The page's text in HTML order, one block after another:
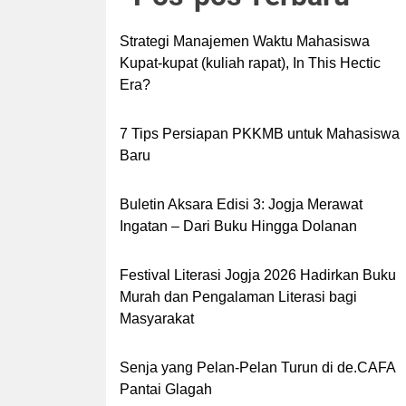
Strategi Manajemen Waktu Mahasiswa
Kupat-kupat (kuliah rapat), In This Hectic
Era?
7 Tips Persiapan PKKMB untuk Mahasiswa
Baru
Buletin Aksara Edisi 3: Jogja Merawat
Ingatan – Dari Buku Hingga Dolanan
Festival Literasi Jogja 2026 Hadirkan Buku
Murah dan Pengalaman Literasi bagi
Masyarakat
Senja yang Pelan-Pelan Turun di de.CAFA
Pantai Glagah